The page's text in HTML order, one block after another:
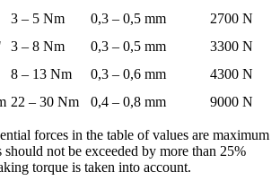
3 – 5 Nm 0,3 – 0,5 mm
2700 N
3 – 8 Nm 0,3 – 0,5 mm
3300 N
8 – 13 Nm 0,3 – 0,6 mm
4300 N
22 – 30 Nm 0,4 – 0,8 mm 9000 N
forces in the table of values are maximum
should not be exceeded by more than 25%
torque is taken into account.